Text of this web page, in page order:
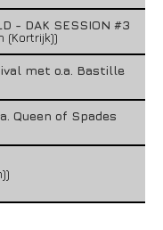
- DAK SESSION #3
(Kortrijk))
met o.a. Bastille
Queen of Spades